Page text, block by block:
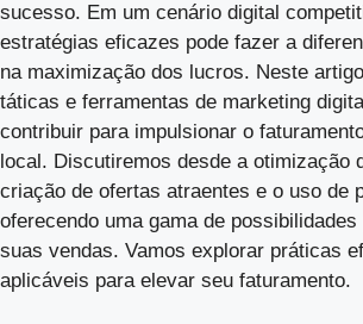
sucesso. Em um cenário digital
estratégias eficazes pode fazer a
na maximização dos lucros. Neste
táticas e ferramentas de marketing
contribuir para impulsionar o
local. Discutiremos desde a otimização
criação de ofertas atraentes e o uso de
oferecendo uma gama de
suas vendas. Vamos explorar práticas
aplicáveis para elevar seu faturamento.